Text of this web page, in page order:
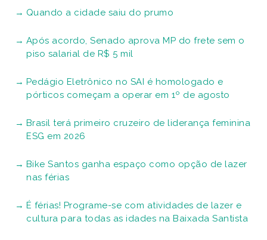
Quando a cidade saiu do prumo
Após acordo, Senado aprova MP do frete sem o
piso salarial de R$ 5 mil
Pedágio Eletrônico no SAI é homologado e
pórticos começam a operar em 1º de agosto
Brasil terá primeiro cruzeiro de liderança feminina
ESG em 2026
Bike Santos ganha espaço como opção de lazer
nas férias
É férias! Programe-se com atividades de lazer e
cultura para todas as idades na Baixada Santista